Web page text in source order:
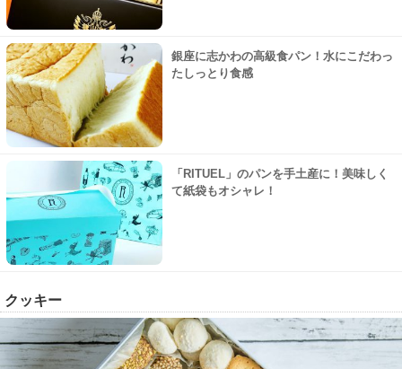
銀座に志かわの高級食パン！水にこだわっ
たしっとり食感
「RITUEL」のパンを手土産に！美味しく
て紙袋もオシャレ！
クッキー